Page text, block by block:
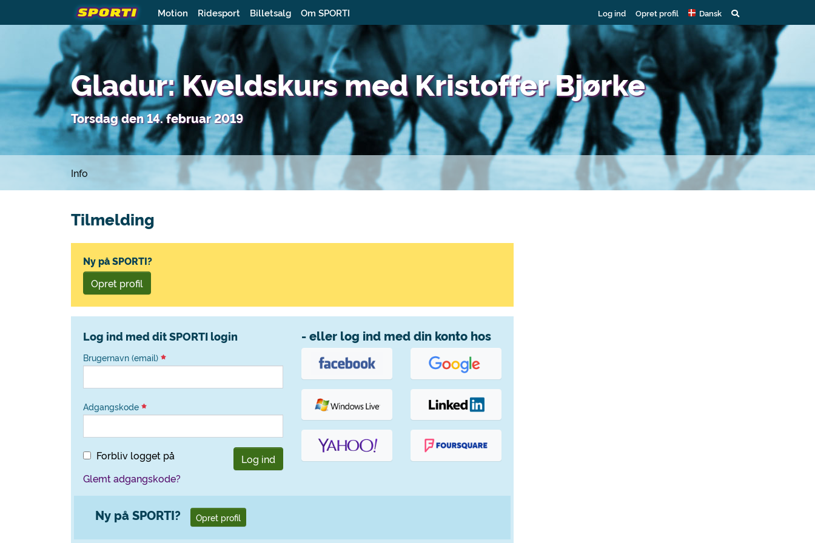
Motion Ridesport Billetsalg Om SPORTI Log ind Opret profil Dansk
Gladur: Kveldskurs med Kristoffer Bjørke
Torsdag den 14. februar 2019
Info
Tilmelding
Ny på SPORTI?
Opret profil
Log ind med dit SPORTI login
Brugernavn (email)
Adgangskode
Forbliv logget på
Log ind
Glemt adgangskode?
- eller log ind med din konto hos
Ny på SPORTI? Opret profil